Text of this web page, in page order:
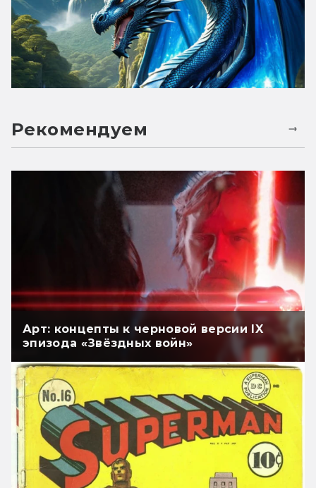
Рекомендуем
Арт: концепты к черновой версии IX
эпизода «Звёздных войн»